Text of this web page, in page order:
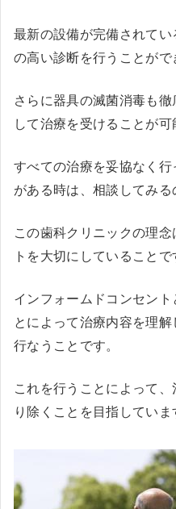
最新の設備が完備されて
の高い診断を行うことがで
さらに器具の滅菌消毒も
して治療を受けることが可
すべての治療を妥協なく
がある時は、相談してみる
この歯科クリニックの理
トを大切にしていることで
インフォームドコンセン
とによって治療内容を理
行なうことです。
これを行うことによって
り除くことを目指していま